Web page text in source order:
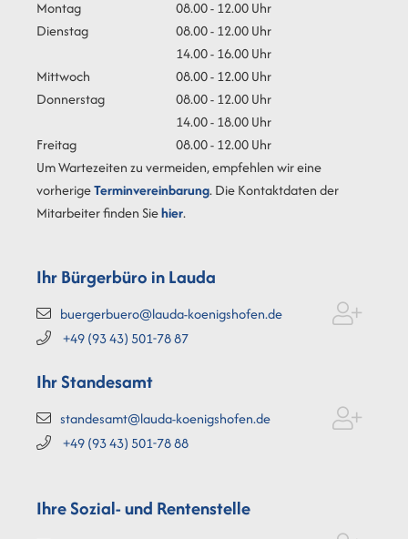
Montag
08.00 - 12.00 Uhr
Dienstag
08.00 - 12.00 Uhr
14.00 - 16.00 Uhr
Mittwoch
08.00 - 12.00 Uhr
Donnerstag
08.00 - 12.00 Uhr
14.00 - 18.00 Uhr
Freitag
08.00 - 12.00 Uhr
Um Wartezeiten zu vermeiden, empfehlen wir eine
vorherigeTerminvereinbarung. Die Kontaktdaten der
Mitarbeiter finden Siehier.
Ihr Bürgerbüro in Lauda
buergerbuero@lauda-koenigshofen.de
+49 (9343) 501-7887
Ihr Standesamt
standesamt@lauda-koenigshofen.de
+49 (9343) 501-7888
Ihre Sozial- und Rentenstelle